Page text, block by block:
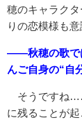
穂のキャラク
りの恋模様も意
――秋穂の歌で
んご自身の“自
そうですね
に残ることが